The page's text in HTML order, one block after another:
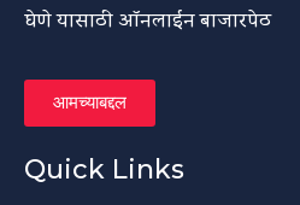
घेणे यासाठी ऑनलाईन बाजारपेठ
आमच्याबद्दल
Quick Links